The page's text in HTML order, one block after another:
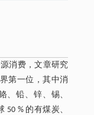
消费，文章研究
第一位，其中消
、铅、锌、锡、
% 的有煤炭、